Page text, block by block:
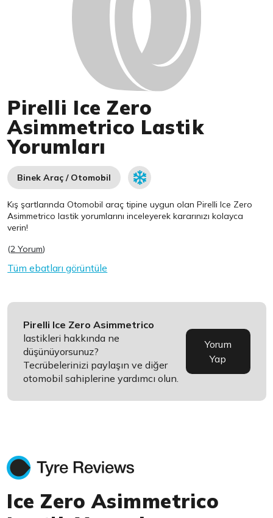
Pirelli Ice Zero
Asimmetrico Lastik
Yorumları
Binek Araç / Otomobil
Kış şartlarında Otomobil araç tipine uygun olanPirelli Ice Zero
Asimmetrico lastik yorumlarını inceleyerek kararınızı kolayca
verin!
(2 Yorum)
Tüm ebatları görüntüle
Pirelli Ice Zero Asimmetrico
lastikleri hakkında ne
düşünüyorsunuz?
Tecrübelerinizi paylaşın ve diğer
otomobil sahiplerine yardımcı olun.
Yorum
Yap
Ice Zero Asimmetrico